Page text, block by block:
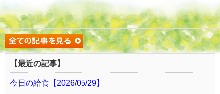
【最近の記事】
今日の給食【2026/05/29】